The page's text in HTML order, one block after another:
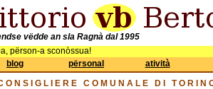
vëdde an sla Ragnà dal 1995
përson-a sconòssua!
blog përsonal
atività
COMUNALE DI